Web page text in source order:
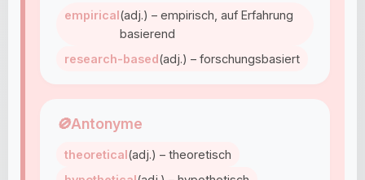
empirical(adj.) – empirisch, auf Erfahrung
basierend
research-based(adj.) – forschungsbasiert
🚫Antonyme
theoretical(adj.) – theoretisch